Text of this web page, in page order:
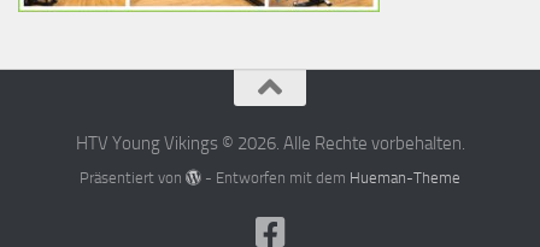
HTV Young Vikings © 2026. Alle Rechte vorbehalten.
Präsentiert von - Entworfen mit dem Hueman-Theme